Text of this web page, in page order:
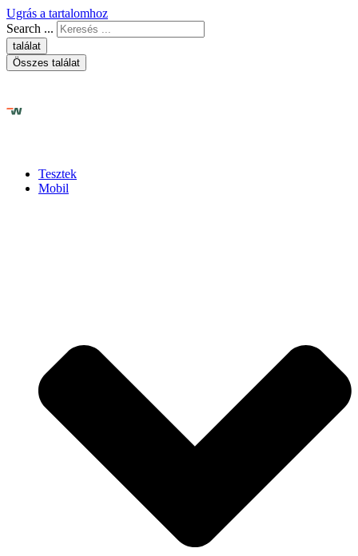
Ugrás a tartalomhoz
Search ...
találat
Összes találat
Tesztek
Mobil